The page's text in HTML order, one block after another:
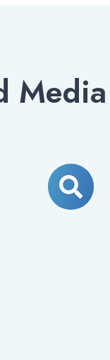
Media
Paid
Search